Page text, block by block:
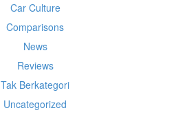
Car Culture
Comparisons
News
Reviews
Tak Berkategori
Uncategorized